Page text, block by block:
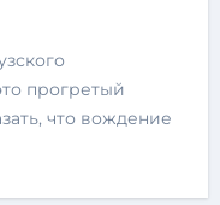
прогретый
что вождение